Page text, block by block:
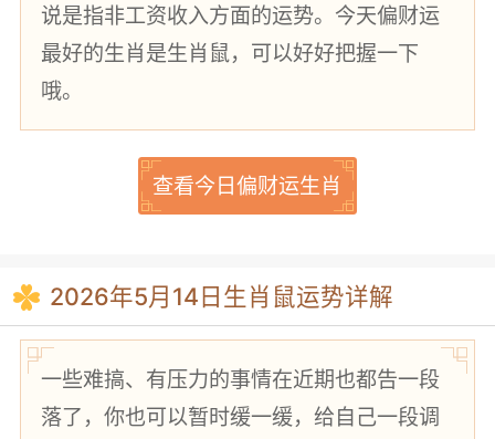
说是指非工资收入方面的运势。今天偏财运
最好的生肖是生肖鼠，可以好好把握一下
哦。
查看今日偏财运生肖
2026年5月14日生肖鼠运势详解
一些难搞、有压力的事情在近期也都告一段
落了，你也可以暂时缓一缓，给自己一段调